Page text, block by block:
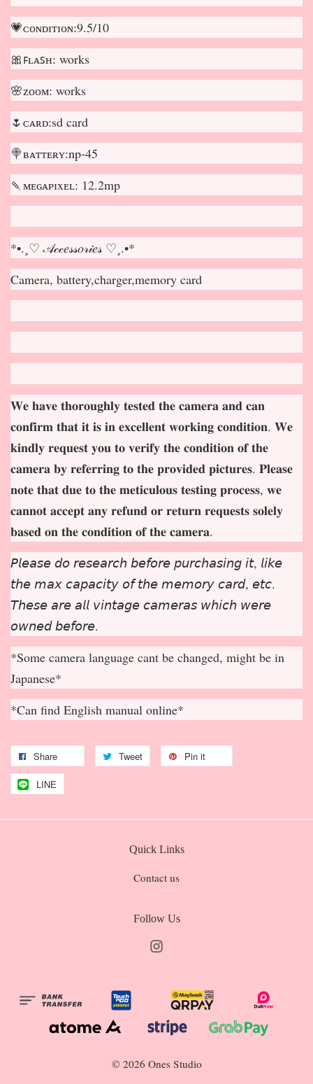
💗ᴄᴏɴᴅɪᴛɪᴏɴ:9.5/10
🎀ꜰʟᴀꜱʜ: works
🌸ᴢᴏᴏᴍ: works
🌷ᴄᴀʀᴅ:sd card
🍭ʙᴀᴛᴛᴇʀʏ:np-45
🍡ᴍᴇɢᴀᴘɪxᴇʟ: 12.2mp
*•.¸♡ 𝒜𝒸𝒸𝑒𝓈𝓈𝑜𝓇𝒾𝑒𝓈 ♡¸.•*
Camera, battery,charger,memory card
𝐖𝐞 𝐡𝐚𝐯𝐞 𝐭𝐡𝐨𝐫𝐨𝐮𝐠𝐡𝐥𝐲 𝐭𝐞𝐬𝐭𝐞𝐝 𝐭𝐡𝐞 𝐜𝐚𝐦𝐞𝐫𝐚 𝐚𝐧𝐝 𝐜𝐚𝐧
𝐜𝐨𝐧𝐟𝐢𝐫𝐦 𝐭𝐡𝐚𝐭 𝐢𝐭 𝐢𝐬 𝐢𝐧 𝐞𝐱𝐜𝐞𝐥𝐥𝐞𝐧𝐭 𝐰𝐨𝐫𝐤𝐢𝐧𝐠 𝐜𝐨𝐧𝐝𝐢𝐭𝐢𝐨𝐧. 𝐖𝐞
𝐤𝐢𝐧𝐝𝐥𝐲 𝐫𝐞𝐪𝐮𝐞𝐬𝐭 𝐲𝐨𝐮 𝐭𝐨 𝐯𝐞𝐫𝐢𝐟𝐲 𝐭𝐡𝐞 𝐜𝐨𝐧𝐝𝐢𝐭𝐢𝐨𝐧 𝐨𝐟 𝐭𝐡𝐞
𝐜𝐚𝐦𝐞𝐫𝐚 𝐛𝐲 𝐫𝐞𝐟𝐞𝐫𝐫𝐢𝐧𝐠 𝐭𝐨 𝐭𝐡𝐞 𝐩𝐫𝐨𝐯𝐢𝐝𝐞𝐝 𝐩𝐢𝐜𝐭𝐮𝐫𝐞𝐬. 𝐏𝐥𝐞𝐚𝐬𝐞
𝐧𝐨𝐭𝐞 𝐭𝐡𝐚𝐭 𝐝𝐮𝐞 𝐭𝐨 𝐭𝐡𝐞 𝐦𝐞𝐭𝐢𝐜𝐮𝐥𝐨𝐮𝐬 𝐭𝐞𝐬𝐭𝐢𝐧𝐠 𝐩𝐫𝐨𝐜𝐞𝐬𝐬, 𝐰𝐞
𝐜𝐚𝐧𝐧𝐨𝐭 𝐚𝐜𝐜𝐞𝐩𝐭 𝐚𝐧𝐲 𝐫𝐞𝐟𝐮𝐧𝐝 𝐨𝐫 𝐫𝐞𝐭𝐮𝐫𝐧 𝐫𝐞𝐪𝐮𝐞𝐬𝐭𝐬 𝐬𝐨𝐥𝐞𝐥𝐲
𝐛𝐚𝐬𝐞𝐝 𝐨𝐧 𝐭𝐡𝐞 𝐜𝐨𝐧𝐝𝐢𝐭𝐢𝐨𝐧 𝐨𝐟 𝐭𝐡𝐞 𝐜𝐚𝐦𝐞𝐫𝐚.
𝘗𝘭𝘦𝘢𝘴𝘦 𝘥𝘰 𝘳𝘦𝘴𝘦𝘢𝘳𝘤𝘩 𝘣𝘦𝘧𝘰𝘳𝘦 𝘱𝘶𝘳𝘤𝘩𝘢𝘴𝘪𝘯𝘨 𝘪𝘵, 𝘭𝘪𝘬𝘦
𝘵𝘩𝘦 𝘮𝘢𝘹 𝘤𝘢𝘱𝘢𝘤𝘪𝘵𝘺 𝘰𝘧 𝘵𝘩𝘦 𝘮𝘦𝘮𝘰𝘳𝘺 𝘤𝘢𝘳𝘥, 𝘦𝘵𝘤.
𝘛𝘩𝘦𝘴𝘦 𝘢𝘳𝘦 𝘢𝘭𝘭 𝘷𝘪𝘯𝘵𝘢𝘨𝘦 𝘤𝘢𝘮𝘦𝘳𝘢𝘴 𝘸𝘩𝘪𝘤𝘩 𝘸𝘦𝘳𝘦
𝘰𝘸𝘯𝘦𝘥 𝘣𝘦𝘧𝘰𝘳𝘦.
*Some camera language cant be changed, might be in
Japanese*
*Can find English manual online*
Share Tweet Pin it
LINE
Quick Links
Contact us
Follow Us
© 2026 Ones Studio